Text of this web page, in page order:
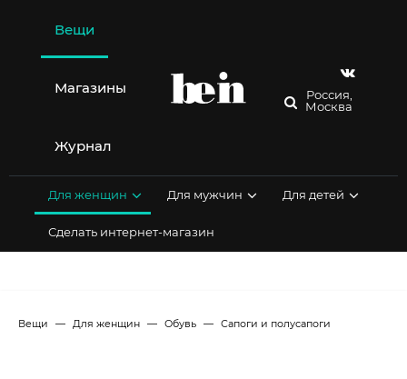
содержимому
Вещи
Магазины
Журнал
Россия,
Москва
Для женщин Для мужчин Для детей
Сделать интернет-магазин
Вещи Для женщин Обувь Сапоги и полусапоги